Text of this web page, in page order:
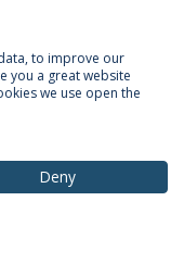
social dos
Brandão). 2012.
to improve our
you a great website
we use open the
Deny